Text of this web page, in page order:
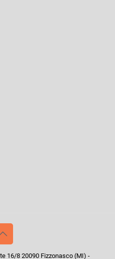
16/8 20090 Fizzonasco (MI) -